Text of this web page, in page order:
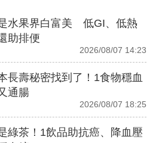
水果界白富美 低GI、低熱
助排便
2026/08/07 14:23
長壽秘密找到了！1食物穩血
通腸
2026/08/07 18:25
綠茶！1飲品助抗癌、降血壓